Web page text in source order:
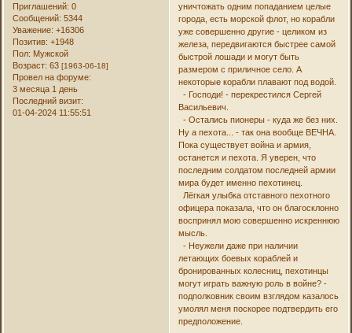
Приглашений: 0
Сообщений: 5344
Уважение: +16306
Позитив: +1948
Пол: Мужской
Возраст: 63[1963-06-18]
Провел на форуме:
3 месяца 1 день
Последний визит:
01-04-2024 11:55:51
уничтожать одним попаданием целые
города, есть морской флот, но корабли
уже совершенно другие - целиком из
железа, передвигаются быстрее самой
быстрой лошади и могут быть
размером с приличное село. А
некоторые корабли плавают под водой.
- Господи! - перекрестился Сергей
Васильевич.
- Остались пионеры - куда же без них.
Ну а пехота... - так она вообще ВЕЧНА.
Пока существует война и армия,
останется и пехота. Я уверен, что
последним солдатом последней армии
мира будет именно пехотинец.
Лёгкая улыбка отставного пехотного
офицера показала, что он благосклонно
воспринял мою совершенно искреннюю
мысль.
- Неужели даже при наличии
летающих боевых кораблей и
бронированных колесниц, пехотинцы
могут играть важную роль в войне? -
подполковник своим взглядом казалось
умолял меня поскорее подтвердить его
предположение.